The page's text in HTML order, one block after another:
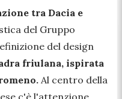
tra Dacia e
del Gruppo
del design
friulana, ispirata
Al centro della
c'è l'attenzione